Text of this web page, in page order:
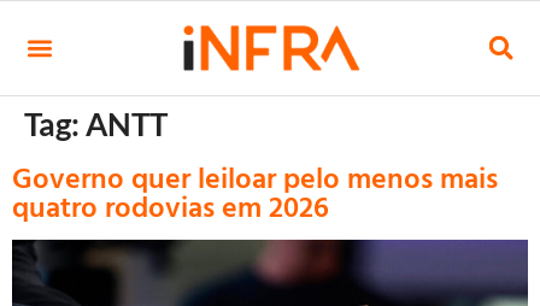
Tag:ANTT
Governo quer leiloar pelo menos mais
quatro rodovias em 2026